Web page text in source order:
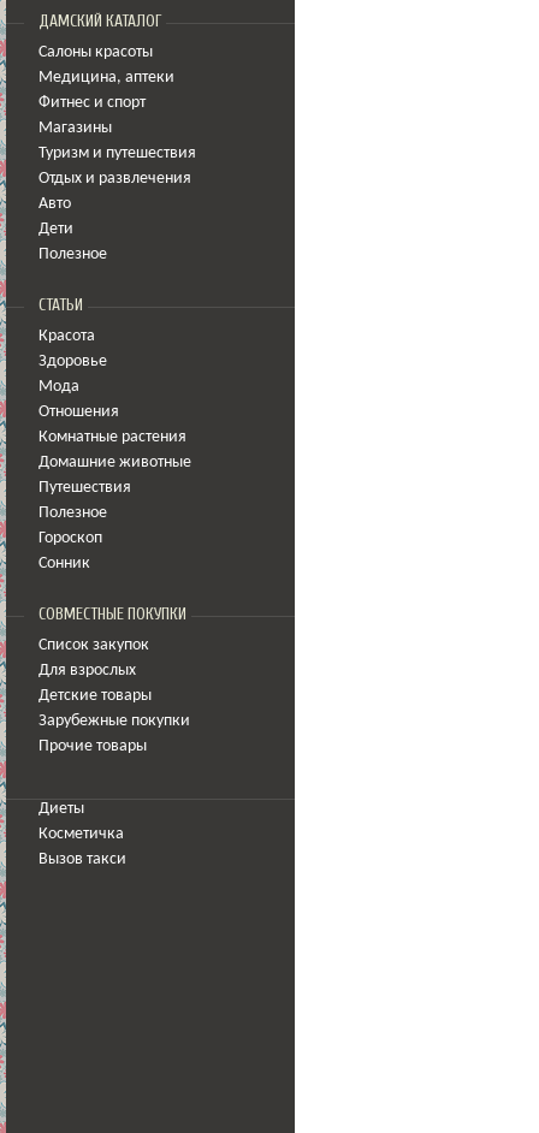
ДАМСКИЙ КАТАЛОГ
Салоны красоты
Медицина, аптеки
Фитнес и спорт
Магазины
Туризм и путешествия
Отдых и развлечения
Авто
Дети
Полезное
СТАТЬИ
Красота
Здоровье
Мода
Отношения
Комнатные растения
Домашние животные
Путешествия
Полезное
Гороскоп
Сонник
СОВМЕСТНЫЕ ПОКУПКИ
Список закупок
Для взрослых
Детские товары
Зарубежные покупки
Прочие товары
Диеты
Косметичка
Вызов такси